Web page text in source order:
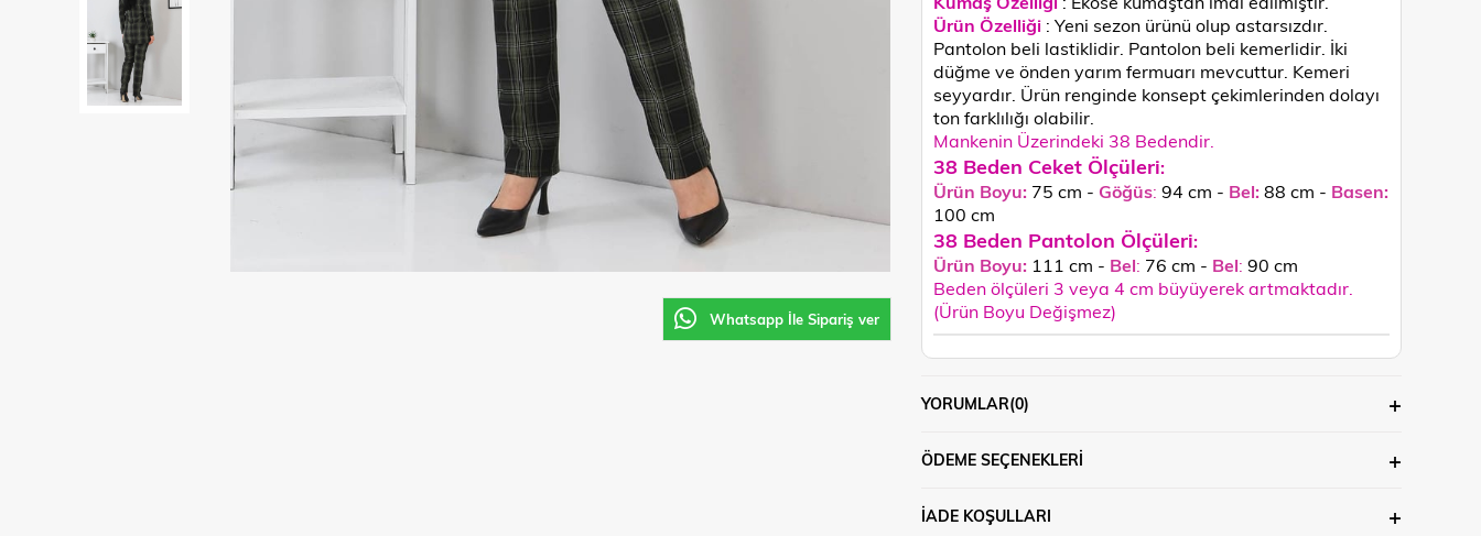
Whatsapp İle Sipariş ver
Ürün Özelliği : Yeni sezon ürünü olup astarsızdır.
Pantolon beli lastiklidir. Pantolon beli kemerlidir. İki
düğme ve önden yarım fermuarı mevcuttur. Kemeri
seyyardır. Ürün renginde konsept çekimlerinden dolayı
ton farklılığı olabilir.
Mankenin Üzerindeki 38 Bedendir.
38 Beden Ceket Ölçüleri:
Ürün Boyu: 75 cm - Göğüs: 94 cm - Bel:88 cm - Basen:
100 cm
38 Beden Pantolon Ölçüleri:
Ürün Boyu: 111 cm - Bel: 76 cm - Bel: 90 cm
Beden ölçüleri 3 veya 4 cm büyüyerek artmaktadır.
(Ürün Boyu Değişmez)
YORUMLAR(0)
ÖDEME SEÇENEKLERI
İADE KOŞULLARI